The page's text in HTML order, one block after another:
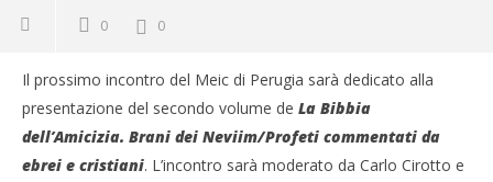
0 0
Il prossimo incontro del Meic di Perugia sarà dedicato alla
presentazione del secondo volume de La Bibbia
dell’Amicizia. Brani dei Neviim/Profeti commentati da
ebrei e cristiani. L’incontro sarà moderato da Carlo Cirotto e